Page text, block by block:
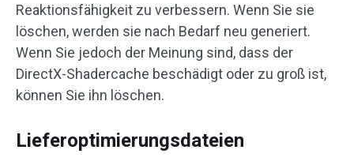
Reaktionsfähigkeit zu verbessern. Wenn Sie sie
löschen, werden sie nach Bedarf neu generiert.
Wenn Sie jedoch der Meinung sind, dass der
DirectX-Shadercache beschädigt oder zu groß ist,
können Sie ihn löschen.
Lieferoptimierungsdateien